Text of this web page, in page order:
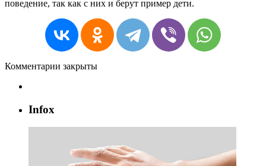
поведение, так как с них и берут пример дети.
Комментарии закрыты
Infox